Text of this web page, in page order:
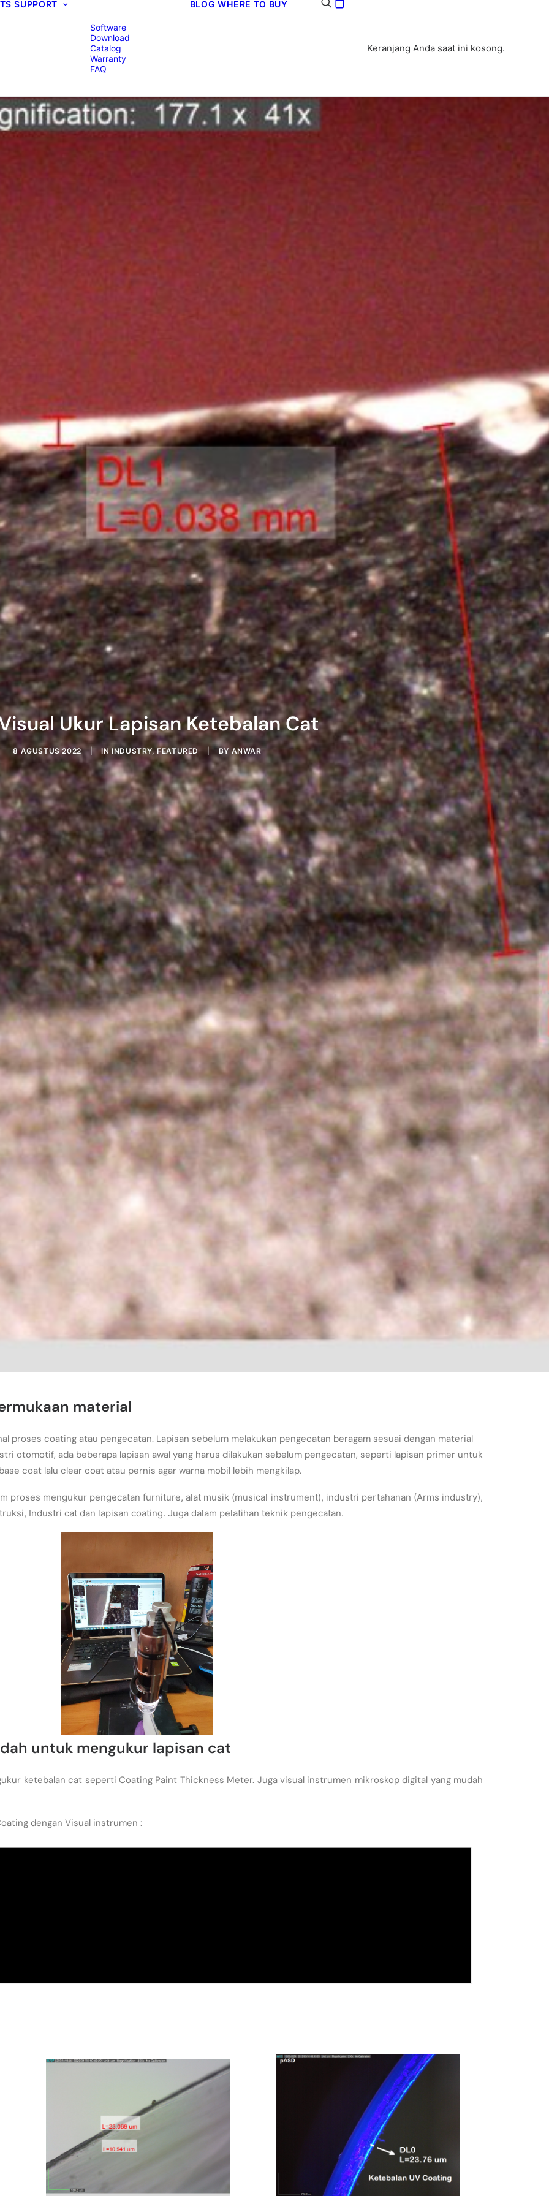
SUPPORT
Software
Download
Catalog
Warranty
FAQ
BLOG WHERE TO BUY
Keranjang Anda saat ini kosong.
Ukur Lapisan Ketebalan Cat
8 AGUSTUS 2022 IN INDUSTRY,FEATURED BY ANWAR
material
proses coating atau pengecatan. Lapisan sebelum melakukan pengecatan beragam sesuai dengan material
otomotif, ada beberapa lapisan awal yang harus dilakukan sebelum pengecatan, seperti lapisan primer untuk
coat lalu clear coat atau pernis agar warna mobil lebih mengkilap.
proses mengukur pengecatan furniture, alat musik (musical instrument), industri pertahanan (Arms industry),
Industri cat dan lapisan coating. Juga dalam pelatihan teknik pengecatan.
untuk mengukur lapisan cat
ketebalan cat seperti Coating Paint Thickness Meter. Juga visual instrumen mikroskop digital yang mudah
dengan Visual instrumen :